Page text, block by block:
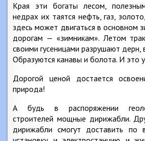
Края эти богаты лесом,
недрах их таятся нефть, газ,
здесь может двигаться в основном
дорогам — «зимникам». Летом
своими гусеницами разрушают дерн,
Образуются канавы и болота. И это
Дорогой ценой достается
природа!
А будь в распоряжении
строителей мощные дирижабли.
дирижабли смогут доставить по